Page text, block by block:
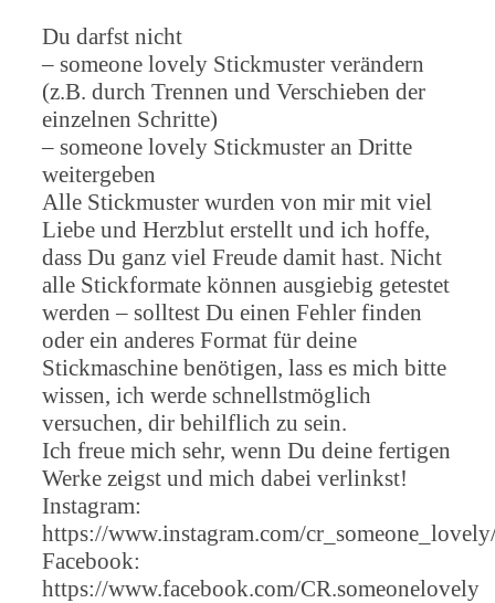
Du darfst nicht
– someone lovely Stickmuster verändern
(z.B. durch Trennen und Verschieben der
einzelnen Schritte)
– someone lovely Stickmuster an Dritte
weitergeben
Alle Stickmuster wurden von mir mit viel
Liebe und Herzblut erstellt und ich hoffe,
dass Du ganz viel Freude damit hast. Nicht
alle Stickformate können ausgiebig getestet
werden – solltest Du einen Fehler finden
oder ein anderes Format für deine
Stickmaschine benötigen, lass es mich bitte
wissen, ich werde schnellstmöglich
versuchen, dir behilflich zu sein.
Ich freue mich sehr, wenn Du deine fertigen
Werke zeigst und mich dabei verlinkst!
Instagram:
https://www.instagram.com/
Facebook:
https://www.facebook.com/CR.someonelovely